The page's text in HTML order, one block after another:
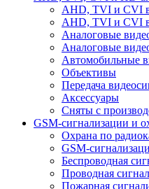
AHD, TVI и CVI
AHD, TVI и CVI
Аналоговые
Аналоговые
Автомобильные
Объективы
Передача
Аксессуары
Сняты с
GSM-сигнализации и
Охрана по
GSM-
Беспроводная
Проводная
Пожарная